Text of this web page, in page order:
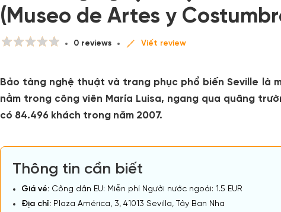
(Museo de Artes y
0 reviews Viết review
Bảo tàng nghệ thuật và trang phục phổ biến Seville là
nằm trong công viên María Luisa, ngang qua quãng
có 84.496 khách trong năm 2007.
Thông tin cần biết
Giá vé: Công dân EU: Miễn phí Người nước ngoài: 1.5 EUR
Địa chỉ: Plaza América, 3, 41013 Sevilla, Tây Ban Nha